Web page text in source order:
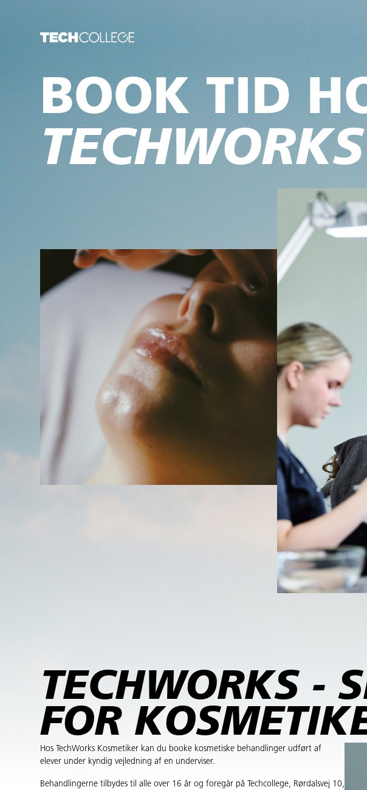
BOOK TID
TECHWORKS -
FOR
Hos TechWorks Kosmetiker kan du booke kosmetiske behandlinger udført af
elever under kyndig vejledning af en underviser.
Behandlingerne tilbydes til alle over 16 år og foregår på Techcollege, Rørdalsvej 10,